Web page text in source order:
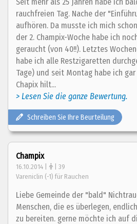
rauchfreien Tag. Nache der
aufhören. Da musste ich mich
der 2. Champix-Woche habe ich
geraucht (von 40!!). Letztes
habe ich alle Restzigaretten
Tage) und seit Montag habe ich
Chapix hilt...
> Lesen Sie die ganze Bewertung.
Schreiben Sie Ihre Beurteilung
Champix
16.10.2014 | | 39
Vareniclin (-1) für Rauchen
Liebe Gemeinde der "bald"
Menschen, die es überlegen,
zu bereiten. gerne möchte ich auf